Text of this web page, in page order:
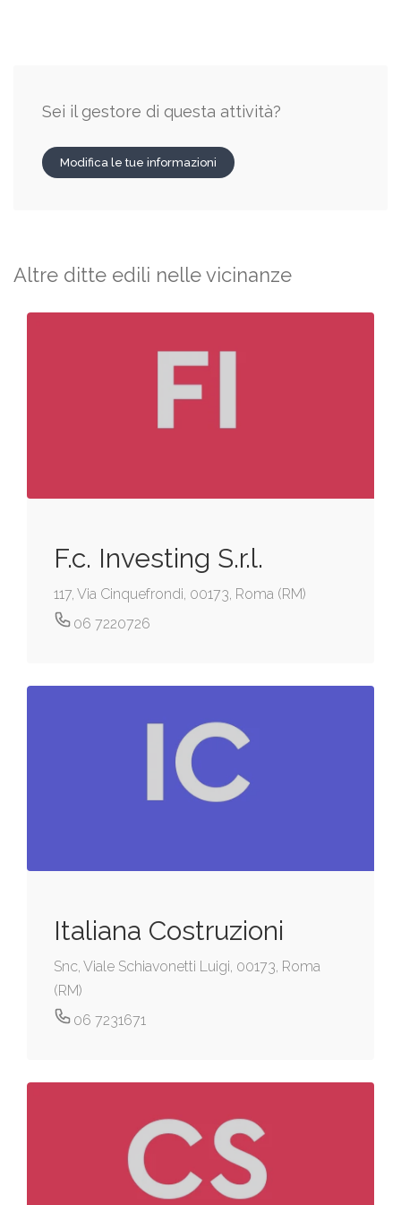
Sei il gestore di questa attività?
Modifica le tue informazioni
Altre ditte edili nelle vicinanze
F.c. Investing S.r.l.
117, Via Cinquefrondi, 00173, Roma (RM)
06 7220726
Italiana Costruzioni
Snc, Viale Schiavonetti Luigi, 00173, Roma
(RM)
06 7231671